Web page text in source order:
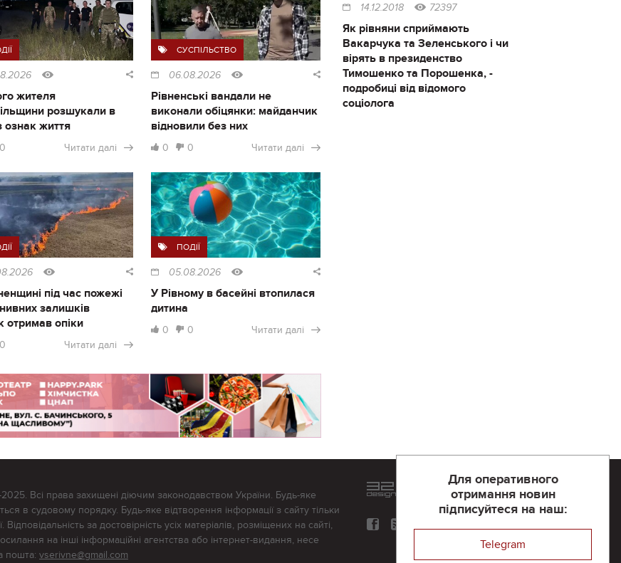
жителя
розшукали в
ознак життя
0 Читати далі
СУСПІЛЬСТВО
06.08.2026
Рівненські вандали не
виконали обіцянки: майданчик
відновили без них
0 0 Читати далі
під час пожежі
залишків
отримав опіки
0 Читати далі
ПОДІЇ
05.08.2026
У Рівному в басейні втопилася
дитина
0 0 Читати далі
14.12.2018 72397
Як рівняни сприймають
Вакарчука та Зеленського і чи
вірять в президенство
Тимошенко та Порошенка, -
подробиці від відомого
соціолога
Для оперативного
отримання новин
підписуйтеся на наш:
Telegram
Всі права захищені діючим законодавством України. Будь-яке
в судовому порядку. Будь-яке відтворення інформації з сайту тільки
за достовірність усіх матеріалів, розміщених на сайті,
на інші інформаційні агентства або інтернет-видання, несе
пошта: vserivne@gmail.com
Розроблений та підтримується
компанії 32х32